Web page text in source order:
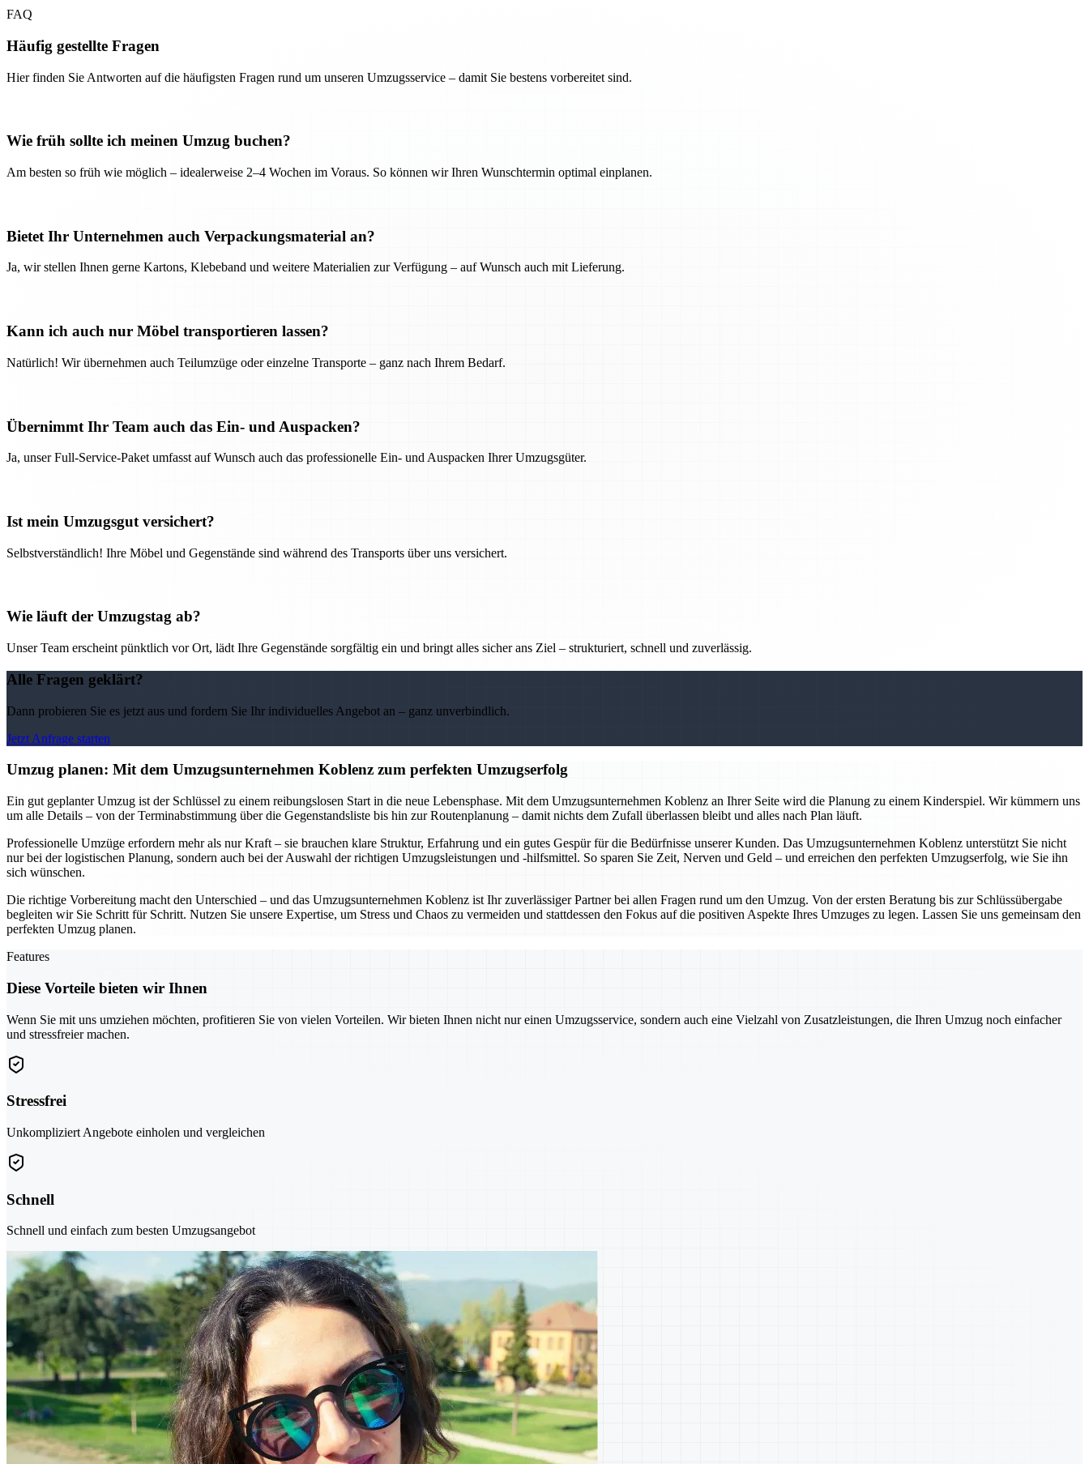
FAQ
Häufig gestellte Fragen
Hier finden Sie Antworten auf die häufigsten Fragen rund um unseren Umzugsservice – damit Sie bestens vorbereitet sind.
Wie früh sollte ich meinen Umzug buchen?
Am besten so früh wie möglich – idealerweise 2–4 Wochen im Voraus. So können wir Ihren Wunschtermin optimal einplanen.
Bietet Ihr Unternehmen auch Verpackungsmaterial an?
Ja, wir stellen Ihnen gerne Kartons, Klebeband und weitere Materialien zur Verfügung – auf Wunsch auch mit Lieferung.
Kann ich auch nur Möbel transportieren lassen?
Natürlich! Wir übernehmen auch Teilumzüge oder einzelne Transporte – ganz nach Ihrem Bedarf.
Übernimmt Ihr Team auch das Ein- und Auspacken?
Ja, unser Full-Service-Paket umfasst auf Wunsch auch das professionelle Ein- und Auspacken Ihrer Umzugsgüter.
Ist mein Umzugsgut versichert?
Selbstverständlich! Ihre Möbel und Gegenstände sind während des Transports über uns versichert.
Wie läuft der Umzugstag ab?
Unser Team erscheint pünktlich vor Ort, lädt Ihre Gegenstände sorgfältig ein und bringt alles sicher ans Ziel – strukturiert, schnell und zuverlässig.
Alle Fragen geklärt?
Dann probieren Sie es jetzt aus und fordern Sie Ihr individuelles Angebot an – ganz unverbindlich.
Jetzt Anfrage starten
Umzug planen: Mit dem Umzugsunternehmen Koblenz zum perfekten Umzugserfolg
Ein gut geplanter Umzug ist der Schlüssel zu einem reibungslosen Start in die neue Lebensphase. Mit dem Umzugsunternehmen Koblenz an Ihrer Seite wird die Planung zu einem Kinderspiel. Wir kümmern uns
um alle Details – von der Terminabstimmung über die Gegenstandsliste bis hin zur Routenplanung – damit nichts dem Zufall überlassen bleibt und alles nach Plan läuft.
Professionelle Umzüge erfordern mehr als nur Kraft – sie brauchen klare Struktur, Erfahrung und ein gutes Gespür für die Bedürfnisse unserer Kunden. Das Umzugsunternehmen Koblenz unterstützt Sie nicht
nur bei der logistischen Planung, sondern auch bei der Auswahl der richtigen Umzugsleistungen und -hilfsmittel. So sparen Sie Zeit, Nerven und Geld – und erreichen den perfekten Umzugserfolg, wie Sie ihn
sich wünschen.
Die richtige Vorbereitung macht den Unterschied – und das Umzugsunternehmen Koblenz ist Ihr zuverlässiger Partner bei allen Fragen rund um den Umzug. Von der ersten Beratung bis zur Schlüssübergabe
begleiten wir Sie Schritt für Schritt. Nutzen Sie unsere Expertise, um Stress und Chaos zu vermeiden und stattdessen den Fokus auf die positiven Aspekte Ihres Umzuges zu legen. Lassen Sie uns gemeinsam den
perfekten Umzug planen.
Features
Diese Vorteile bieten wir Ihnen
Wenn Sie mit uns umziehen möchten, profitieren Sie von vielen Vorteilen. Wir bieten Ihnen nicht nur einen Umzugsservice, sondern auch eine Vielzahl von Zusatzleistungen, die Ihren Umzug noch einfacher
und stressfreier machen.
Stressfrei
Unkompliziert Angebote einholen und vergleichen
Schnell
Schnell und einfach zum besten Umzugsangebot